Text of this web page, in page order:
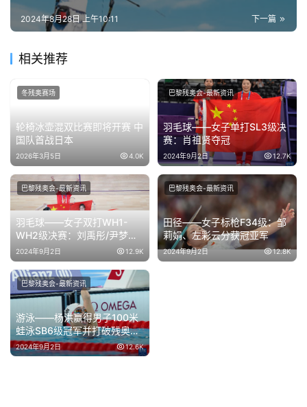
下一篇
2024年8月28日 上午10:11
相关推荐
轮椅冰壶混双比赛即将开赛 中
国队首战日本
2026年3月5日 4.0K
冬残奥赛场
羽毛球——女子单打SL3级决
赛：肖祖贤夺冠
2024年9月2日 12.7K
巴黎残奥会-最新资讯
羽毛球——女子双打WH1-
WH2级决赛：刘禹彤/尹梦璐
夺冠
2024年9月2日 12.9K
巴黎残奥会-最新资讯
田径——女子标枪F34级：邹
莉娟、左彩云分获冠亚军
2024年9月2日 12.8K
巴黎残奥会-最新资讯
游泳——杨洪赢得男子100米
蛙泳SB6级冠军并打破残奥会
纪录
2024年9月2日 12.6K
巴黎残奥会-最新资讯